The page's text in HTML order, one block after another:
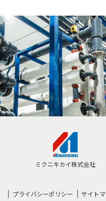
ミクニキカイ株式会社
プライバシーポリシー サイト